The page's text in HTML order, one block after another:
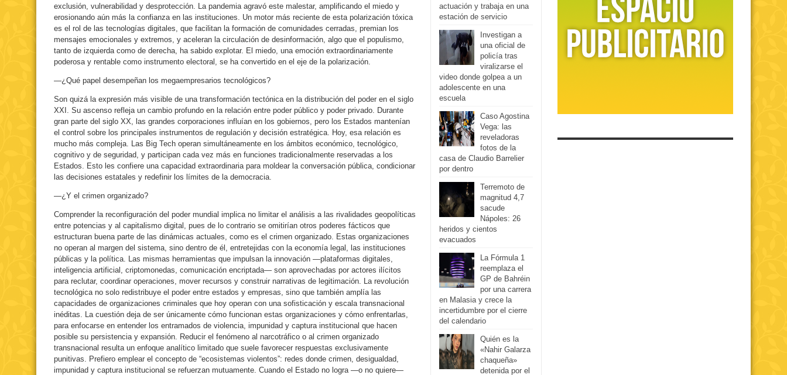
exclusión, vulnerabilidad y desprotección. La pandemia agravó este malestar, amplificando el miedo y
erosionando aún más la confianza en las instituciones. Un motor más reciente de esta polarización tóxica
es el rol de las tecnologías digitales, que facilitan la formación de comunidades cerradas, premian los
mensajes emocionales y extremos, y aceleran la circulación de desinformación, algo que el populismo,
tanto de izquierda como de derecha, ha sabido explotar. El miedo, una emoción extraordinariamente
poderosa y rentable como instrumento electoral, se ha convertido en el eje de la polarización.
—¿Qué papel desempeñan los megaempresarios tecnológicos?
Son quizá la expresión más visible de una transformación tectónica en la distribución del poder en el siglo
XXI. Su ascenso refleja un cambio profundo en la relación entre poder público y poder privado. Durante
gran parte del siglo XX, las grandes corporaciones influían en los gobiernos, pero los Estados mantenían
el control sobre los principales instrumentos de regulación y decisión estratégica. Hoy, esa relación es
mucho más compleja. Las Big Tech operan simultáneamente en los ámbitos económico, tecnológico,
cognitivo y de seguridad, y participan cada vez más en funciones tradicionalmente reservadas a los
Estados. Esto les confiere una capacidad extraordinaria para moldear la conversación pública, condicionar
las decisiones estatales y redefinir los límites de la democracia.
—¿Y el crimen organizado?
Comprender la reconfiguración del poder mundial implica no limitar el análisis a las rivalidades geopolíticas
entre potencias y al capitalismo digital, pues de lo contrario se omitirían otros poderes fácticos que
estructuran buena parte de las dinámicas actuales, como es el crimen organizado. Estas organizaciones
no operan al margen del sistema, sino dentro de él, entretejidas con la economía legal, las instituciones
públicas y la política. Las mismas herramientas que impulsan la innovación —plataformas digitales,
inteligencia artificial, criptomonedas, comunicación encriptada— son aprovechadas por actores ilícitos
para reclutar, coordinar operaciones, mover recursos y construir narrativas de legitimación. La revolución
tecnológica no solo redistribuye el poder entre estados y empresas, sino que también amplía las
capacidades de organizaciones criminales que hoy operan con una sofisticación y escala transnacional
inéditas. La cuestión deja de ser únicamente cómo funcionan estas organizaciones y cómo enfrentarlas,
para enfocarse en entender los entramados de violencia, impunidad y captura institucional que hacen
posible su persistencia y expansión. Reducir el fenómeno al narcotráfico o al crimen organizado
transnacional resulta un enfoque analítico limitado que suele favorecer respuestas exclusivamente
punitivas. Prefiero emplear el concepto de “ecosistemas violentos”: redes donde crimen, desigualdad,
impunidad y captura institucional se refuerzan mutuamente. Cuando el Estado no logra —o no quiere—
actuación y trabaja en una
estación de servicio
Investigan a
una oficial de
policía tras
viralizarse el
video donde golpea a un
adolescente en una
escuela
Caso Agostina
Vega: las
reveladoras
fotos de la
casa de Claudio Barrelier
por dentro
Terremoto de
magnitud 4,7
sacude
Nápoles: 26
heridos y cientos
evacuados
La Fórmula 1
reemplaza el
GP de Bahréin
por una carrera
en Malasia y crece la
incertidumbre por el cierre
del calendario
Quién es la
«Nahir Galarza
chaqueña»
detenida por el